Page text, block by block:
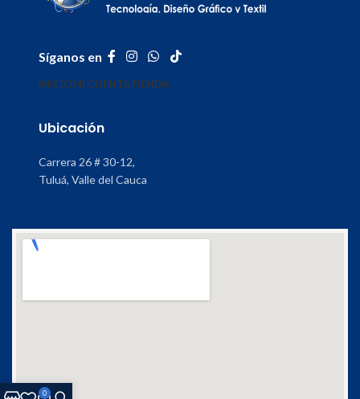
Síganos en
INICIOMI CUENTATIENDA
Ubicación
Carrera 26 # 30-12,
Tuluá, Valle del Cauca
0